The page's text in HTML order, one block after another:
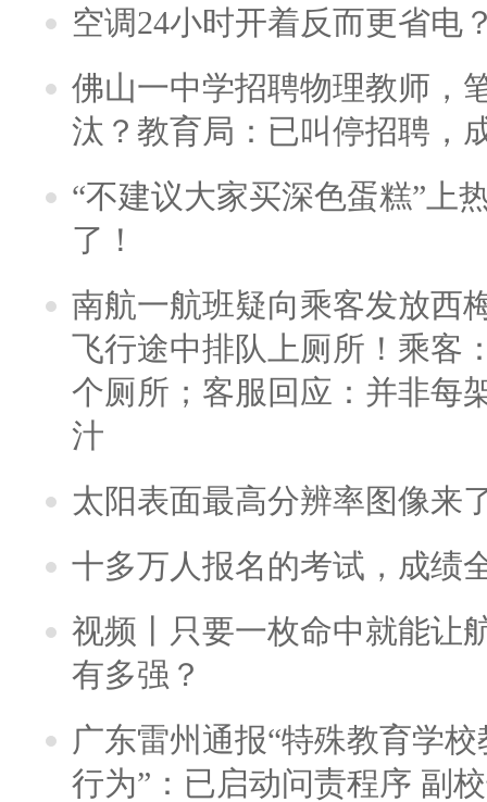
空调24小时开着反而更省电
佛山一中学招聘物理教师，
汰？教育局：已叫停招聘，
“不建议大家买深色蛋糕”上
了！
南航一航班疑向乘客发放西
飞行途中排队上厕所！乘客
个厕所；客服回应：并非每
汁
太阳表面最高分辨率图像来
十多万人报名的考试，成绩
视频丨只要一枚命中就能让
有多强？
广东雷州通报“特殊教育学
行为”：已启动问责程序 副